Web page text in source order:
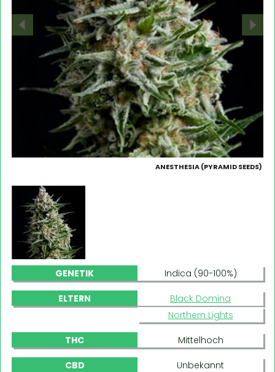
ANESTHESIA (PYRAMID SEEDS)
GENETIK Indica (90-100%)
ELTERN
Black Domina
Northern Lights
THC Mittelhoch
CBD Unbekannt